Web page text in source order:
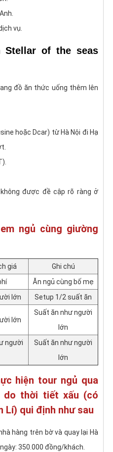
vụ.
Stellar of the seas
đồ ăn thức uống thêm lên
hoặc Dcar) từ Hà Nội đi Hạ
được đề cập rõ ràng ở
ngủ cùng giường
giá
Ghi chú
Ăn ngủ cùng bố mẹ
lớn Setup 1/2 suất ăn
lớn
Suất ăn như người
lớn
người
Suất ăn như người
lớn
hiện tour ngủ qua
do thời tiết xấu (có
Lí) qui định như sau
hàng trên bờ và quay lại Hà
350.000 đồng/khách.